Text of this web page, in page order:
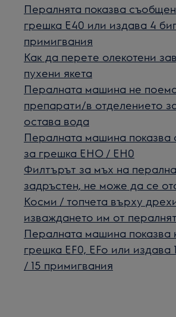
Пералнята показва
грешка Е40 или издава 4
примигвания
Как да перетe олекотени
пухени якета
Пералната машина не
препарати/в отделението
остава вода
Пералната машина показва
за грешка EHO / EH0
Филтърът за мъх на
задръстен, не може да се
Косми / топчета върху
изваждането им от
Пералната машина показва
грешка EF0, EFo или издава
/ 15 примигвания